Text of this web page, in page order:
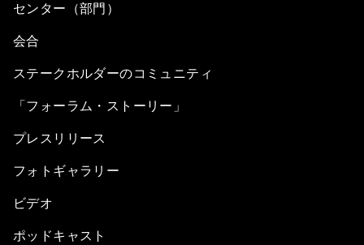
センター（部門）
会合
ステークホルダーのコミュニティ
「フォーラム・ストーリー」
プレスリリース
フォトギャラリー
ビデオ
ポッドキャスト